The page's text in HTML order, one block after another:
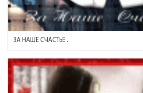
ЗА НАШЕ СЧАСТЬЕ..